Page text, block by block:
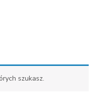
szukasz.